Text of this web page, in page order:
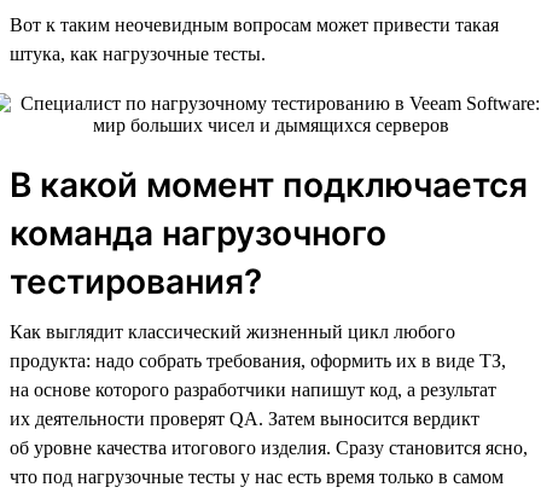
Вот к таким неочевидным вопросам может привести такая
штука, как нагрузочные тесты.
В какой момент подключается
команда нагрузочного
тестирования?
Как выглядит классический жизненный цикл любого
продукта: надо собрать требования, оформить их в виде ТЗ,
на основе которого разработчики напишут код, а результат
их деятельности проверят QA. Затем выносится вердикт
об уровне качества итогового изделия. Сразу становится ясно,
что под нагрузочные тесты у нас есть время только в самом